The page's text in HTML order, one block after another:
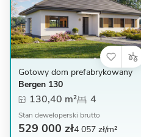
Gotowy dom prefabrykowany
Bergen 130
130,40 m² 4
Stan deweloperski brutto
529 000 zł4 057 zł/m²